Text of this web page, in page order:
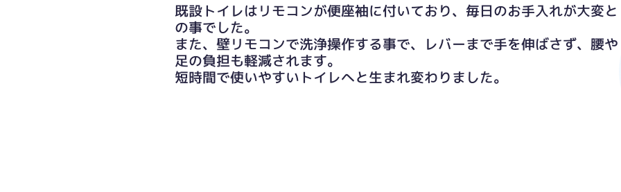
既設トイレはリモコンが便座袖に付いており、毎日のお手入れが大変と
の事でした。
また、壁リモコンで洗浄操作する事で、レバーまで手を伸ばさず、腰や
足の負担も軽減されます。
短時間で使いやすいトイレへと生まれ変わりました。